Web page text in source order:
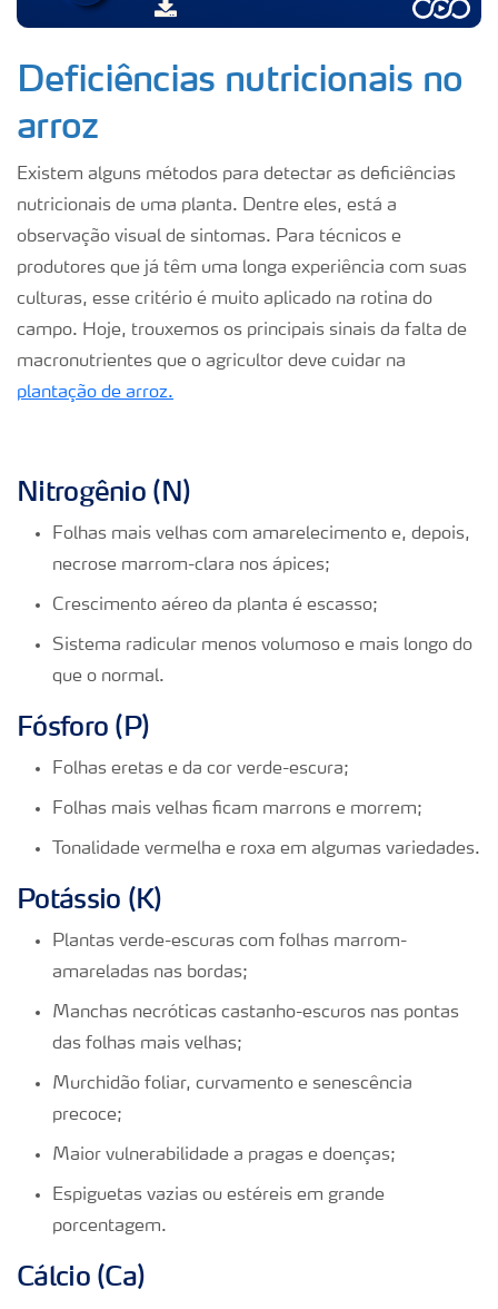
Deficiências nutricionais no
arroz
Existem alguns métodos para detectar as deficiências
nutricionais de uma planta. Dentre eles, está a
observação visual de sintomas. Para técnicos e
produtores que já têm uma longa experiência com suas
culturas, esse critério é muito aplicado na rotina do
campo. Hoje, trouxemos os principais sinais da falta de
macronutrientes que o agricultor deve cuidar na
plantação de arroz.
Nitrogênio (N)
Folhas mais velhas com amarelecimento e, depois,
necrose marrom-clara nos ápices;
Crescimento aéreo da planta é escasso;
Sistema radicular menos volumoso e mais longo do
que o normal.
Fósforo (P)
Folhas eretas e da cor verde-escura;
Folhas mais velhas ficam marrons e morrem;
Tonalidade vermelha e roxa em algumas variedades.
Potássio (K)
Plantas verde-escuras com folhas marrom-
amareladas nas bordas;
Manchas necróticas castanho-escuros nas pontas
das folhas mais velhas;
Murchidão foliar, curvamento e senescência
precoce;
Maior vulnerabilidade a pragas e doenças;
Espiguetas vazias ou estéreis em grande
porcentagem.
Cálcio (Ca)